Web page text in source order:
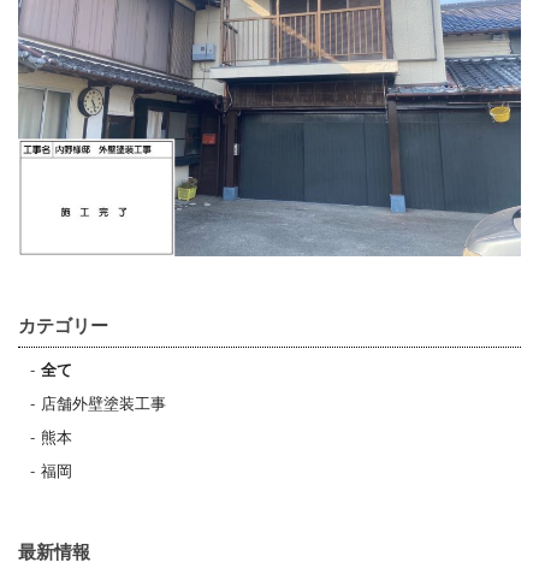
カテゴリー
全て
店舗外壁塗装工事
熊本
福岡
最新情報